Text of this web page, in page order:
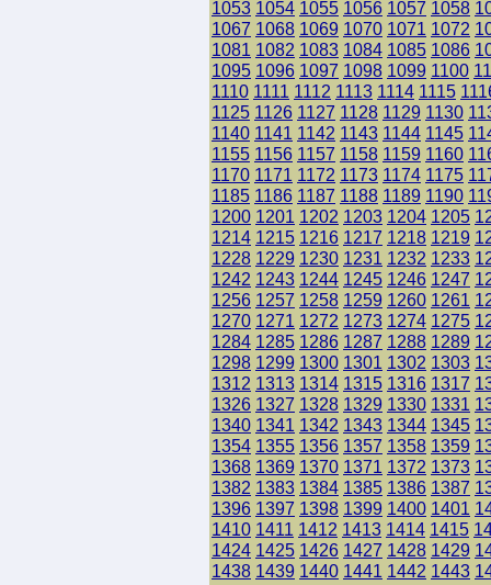
1053 1054 1055 1056 1057 1058
1067 1068 1069 1070 1071 1072
1081 1082 1083 1084 1085 1086
1095 1096 1097 1098 1099 1100
1110 1111 1112 1113 1114 1115
1125 1126 1127 1128 1129 1130
1140 1141 1142 1143 1144 1145
1155 1156 1157 1158 1159 1160
1170 1171 1172 1173 1174 1175
1185 1186 1187 1188 1189 1190
1200 1201 1202 1203 1204 1205
1214 1215 1216 1217 1218 1219
1228 1229 1230 1231 1232 1233
1242 1243 1244 1245 1246 1247
1256 1257 1258 1259 1260 1261
1270 1271 1272 1273 1274 1275
1284 1285 1286 1287 1288 1289
1298 1299 1300 1301 1302 1303
1312 1313 1314 1315 1316 1317
1326 1327 1328 1329 1330 1331
1340 1341 1342 1343 1344 1345
1354 1355 1356 1357 1358 1359
1368 1369 1370 1371 1372 1373
1382 1383 1384 1385 1386 1387
1396 1397 1398 1399 1400 1401
1410 1411 1412 1413 1414 1415
1424 1425 1426 1427 1428 1429
1438 1439 1440 1441 1442 1443